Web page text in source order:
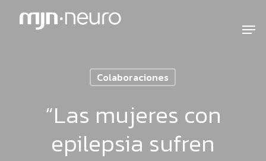
Colaboraciones
“Las mujeres con
epilepsia sufren